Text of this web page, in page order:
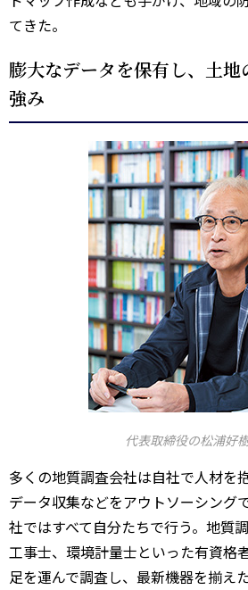
てきた。
膨大なデータを保有し、土地
強み
代表取締役の松浦好樹
多くの地質調査会社は自社で人材を
データ収集などをアウトソーシング
社ではすべて自分たちで行う。地質
工事士、環境計量士といった有資格
足を運んで調査し、最新機器を揃え